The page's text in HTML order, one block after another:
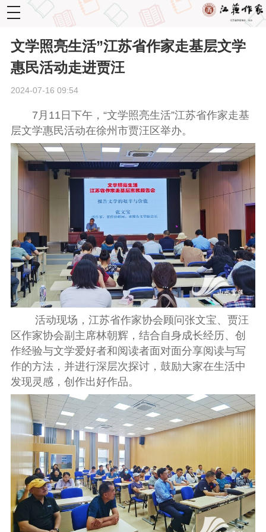
toggle
navigation
文学照亮生活”江苏省作家走基层文学
惠民活动走进贾汪
2024-07-16 09:54
7月11日下午，“文学照亮生活”江苏省作家走基
层文学惠民活动在徐州市贾汪区举办。
活动现场，江苏省作家协会顾问张文宝、贾汪
区作家协会副主席林朝辉，结合自身成长经历、创
作经验与文学爱好者和阅读者面对面分享阅读与写
作的方法，并进行深层次探讨，鼓励大家在生活中
发现灵感，创作出好作品。